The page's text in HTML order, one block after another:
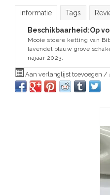
Informatie Tags
Beschikbaarheid:Op
Mooie stoere ketting van
lavendel blauw grove
najaar 2023.
Aan verlanglijst toevoegen /